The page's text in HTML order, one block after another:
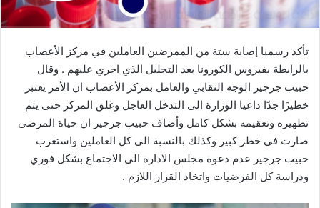
تأكد رسميا إصابة ستة من الممرضين العاملين في مركز الأعصاب
بالرابطة بفيروس الكورونا بعد التحليل الذي اجري عليهم . وقال
حبيب جرجير الوجه النقابي والعامل بمركز الأعصاب ان الأمر يعتبر
خطيرًا جدًا داعيا الوزارة الى التدخل العاجل وغلق المركز حتى يتم
تطهيره وتعقيمه بشكل كامل وأضاف حبيب جرجير ان حياة المرضى
صارت في خطر كبير وكذلك بالنسبة الى كل العاملين واستغرب
حبيب جرجير عدم دعوة مجلس الادارة الى الاجتماع بشكل فوري
ودراسة كل الفرضيات واتخاذ القرار اللازم .